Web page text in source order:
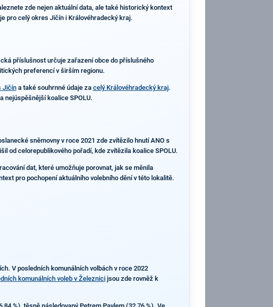
zde nejen aktuální data, ale také historický kontext
pro celý okres Jičín i Královéhradecký kraj.
příslušnost určuje zařazení obce do příslušného
preferencí v širším regionu.
Jičína také souhrnné údaje za celý Královéhradecký kraj.
nejúspěšnější koalice SPOLU.
sněmovny v roce 2021 zde zvítězilo hnutí ANO s
od celorepublikového pořadí, kde zvítězila koalice SPOLU.
dat, které umožňuje porovnat, jak se měnila
pro pochopení aktuálního volebního dění v této lokalitě.
V posledních komunálních volbách v roce 2022
komunálních voleb v Železnicijsou zde rovněž k